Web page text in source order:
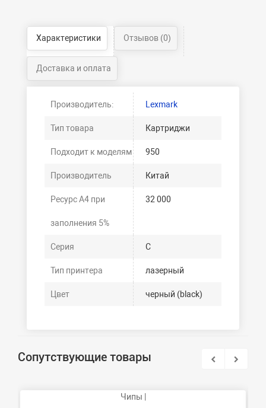
Характеристики Отзывов (0)
Доставка и оплата
Производитель: Lexmark
Тип товара Картриджи
Подходит к моделям 950
Производитель Китай
Ресурс А4 при
заполнения 5%
32 000
Серия C
Тип принтера лазерный
Цвет черный (black)
Сопутствующие товары
Чипы |